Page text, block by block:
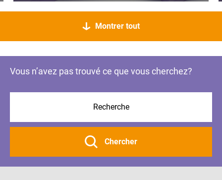
Montrer tout
Vous n’avez pas trouvé ce que vous cherchez?
Chercher